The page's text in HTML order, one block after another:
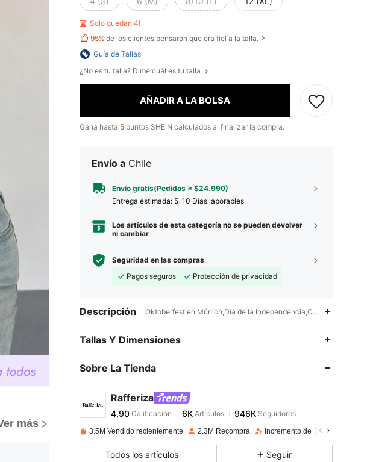
más
¡Solo quedan 4!
95% de los clientes pensaron que era fiel a la talla.
Guía de Tallas
¿No es tu talla? Dime cuál es tu talla
AÑADIR A LA BOLSA
Gana hasta 5 puntos SHEIN calculados al finalizar la compra.
Envío a Chile
Envío gratis(Pedidos ≥ $24.990)
Entrega estimada: 5-10 Días laborables
Los artículos de esta categoría no se pueden devolver
ni cambiar
Seguridad en las compras
Pagos seguros
Protección de privacidad
Descripción Oktoberfest en Múnich,Día de la Independencia,Color
Tallas Y Dimensiones
Sobre La Tienda
Rafferiza
4,90
4,90 Calificación 6K
v***npagó Hace 1 día
3.5M Vendido recientemente 2.3M Recompra Incremento de seguidores de
Todos los artículos Seguir